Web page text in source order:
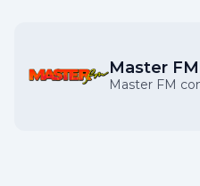
Master FM
Master FM